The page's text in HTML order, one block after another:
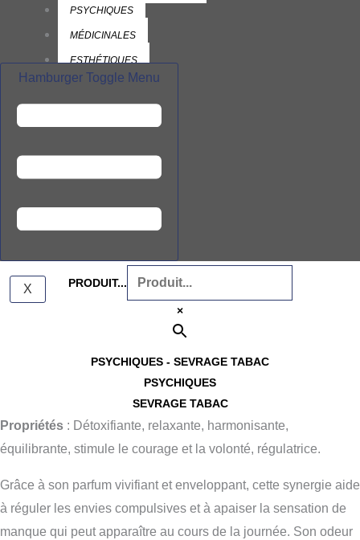
PSYCHIQUES
MÉDICINALES
ESTHÉTIQUES
BIBLIO
GUIDE DES HUILES
VÉGÉTALES
À PROPOS
CONTACT
PANIER
X
Hamburger Toggle Menu
PRODUIT...
×
PSYCHIQUES - SEVRAGE TABAC
PSYCHIQUES
SEVRAGE TABAC
Propriétés : Détoxifiante, relaxante, harmonisante,
équilibrante, stimule le courage et la volonté, régulatrice.
Grâce à son parfum vivifiant et enveloppant, cette synergie aide
à réguler les envies compulsives et à apaiser la sensation de
manque qui peut apparaître au cours de la journée. Son odeur
TABAC